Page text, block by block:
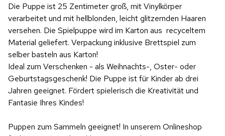
Die Puppe ist 25 Zentimeter groß, mit Vinylkörper
verarbeitet und mit hellblonden, leicht glitzernden Haaren
versehen. Die Spielpuppe wird im Karton aus recyceltem
Material geliefert. Verpackung inklusive Brettspiel zum
selber basteln aus Karton!
Ideal zum Verschenken - als Weihnachts-, Oster- oder
Geburtstagsgeschenk! Die Puppe ist für Kinder ab drei
Jahren geeignet. Fördert spielerisch die Kreativität und
Fantasie Ihres Kindes!
Puppen zum Sammeln geeignet! In unserem Onlineshop